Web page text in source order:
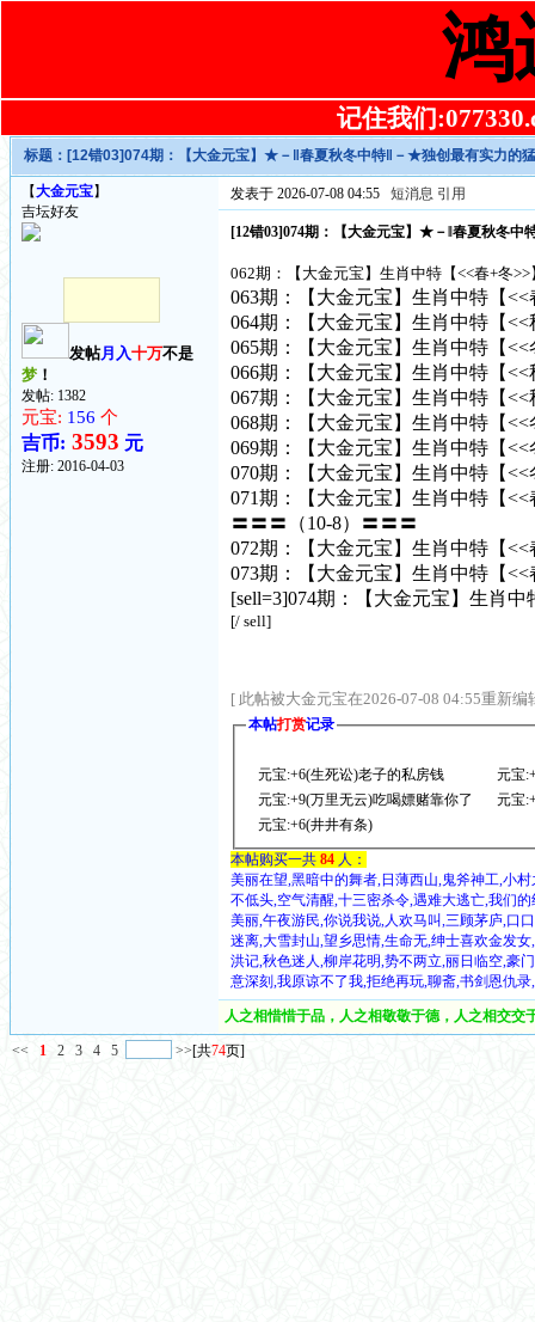
鸿
记住我们
标题： [12错03]074期：【大金元宝】★－‖春夏秋冬中特‖－★独创最有实力的
【大金元宝】
吉坛好友
发帖月入十万不是
梦！
发帖: 1382
元宝: 156 个
吉币: 3593 元
注册: 2016-04-03
发表于 2026-07-08 04:55 短消息 引用
[12错03]074期：【大金元宝】★－‖春夏秋冬
062期：【大金元宝】生肖中特【<<春+冬>>
063期：【大金元宝】生肖中特【
064期：【大金元宝】生肖中特【
065期：【大金元宝】生肖中特【
066期：【大金元宝】生肖中特【
067期：【大金元宝】生肖中特【
068期：【大金元宝】生肖中特【
069期：【大金元宝】生肖中特【
070期：【大金元宝】生肖中特【
071期：【大金元宝】生肖中特【
〓〓〓（10-8）〓〓〓
072期：【大金元宝】生肖中特【
073期：【大金元宝】生肖中特【
[sell=3]074期：【大金元宝】生肖
[/ sell]
[ 此帖被大金元宝在2026-07-08 04:55重新编
本帖打赏记录
元宝:+6(生死讼)老子的私房钱
元宝
元宝:+9(万里无云)吃喝嫖赌靠你了
元宝
元宝:+6(井井有条)
本帖购买一共 84 人：
美丽在望,黑暗中的舞者,日薄西山,鬼斧神工,小
不低头,空气清醒,十三密杀令,遇难大逃亡,我们
美丽,午夜游民,你说我说,人欢马叫,三顾茅庐,口
迷离,大雪封山,望乡思情,生命无,绅士喜欢金发
洪记,秋色迷人,柳岸花明,势不两立,丽日临空,豪
意深刻,我原谅不了我,拒绝再玩,聊斋,书剑恩仇
人之相惜惜于品，人之相敬敬于德，人之相交
<< 1 2 3 4 5 >>[共74页]